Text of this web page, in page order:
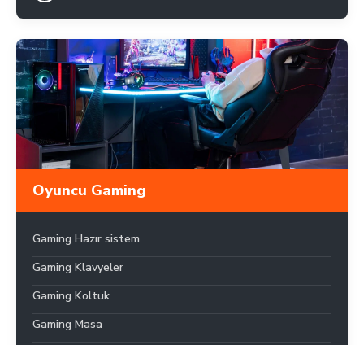
Oyuncu Gaming
Gaming Hazır sistem
Gaming Klavyeler
Gaming Koltuk
Gaming Masa